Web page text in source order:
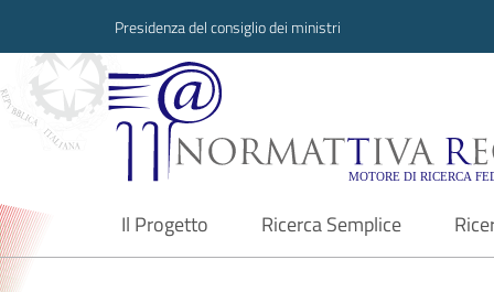
Presidenza del consiglio dei ministri
Normattiva
Il Progetto
current Ricerca Semplice